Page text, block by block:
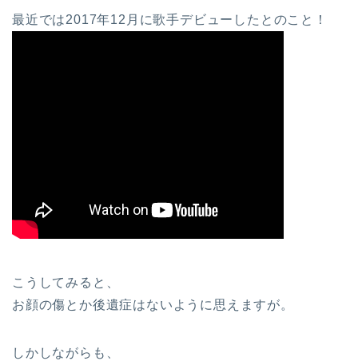
最近では2017年12月に歌手デビューしたとのこと！
こうしてみると、
お顔の傷とか後遺症はないように思えますが。
しかしながらも、